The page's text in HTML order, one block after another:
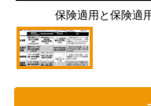
保険適用と保険適